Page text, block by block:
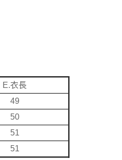
E.衣長
49
50
51
51